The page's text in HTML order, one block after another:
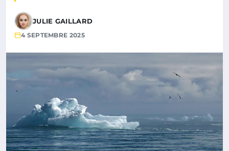
JULIE GAILLARD
4 SEPTEMBRE 2025